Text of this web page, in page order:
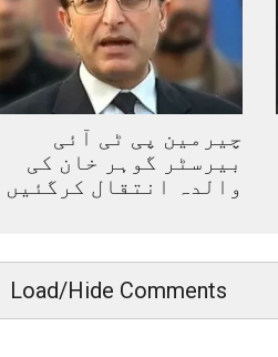
چیرمین پی ٹی آئی
بیرسٹر گوہر خان کی
والدہ انتقال کرگئیں
Load/Hide Comments